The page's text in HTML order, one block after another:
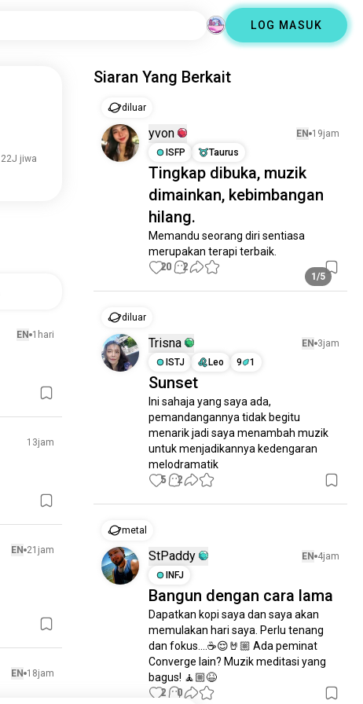
LOG MASUK
22J jiwa
EN 1hari
13jam
EN 21jam
EN 18jam
Siaran Yang Berkait
diluar
yvon EN 19jam
ISFP
Taurus
Tingkap dibuka, muzik
dimainkan, kebimbangan
hilang.
Memandu seorang diri sentiasa
merupakan terapi terbaik.
1/5
20 2
diluar
Trisna EN 3jam
ISTJ
Leo 9 1
Sunset
Ini sahaja yang saya ada,
pemandangannya tidak begitu
menarik jadi saya menambah muzik
untuk menjadikannya kedengaran
melodramatik
5 2
metal
StPaddy EN 4jam
INFJ
Bangun dengan cara lama
Dapatkan kopi saya dan saya akan
memulakan hari saya. Perlu tenang
dan fokus....☕😌🤘🏼 Ada peminat
Converge lain? Muzik meditasi yang
bagus! 🧘🏼😆
2 0